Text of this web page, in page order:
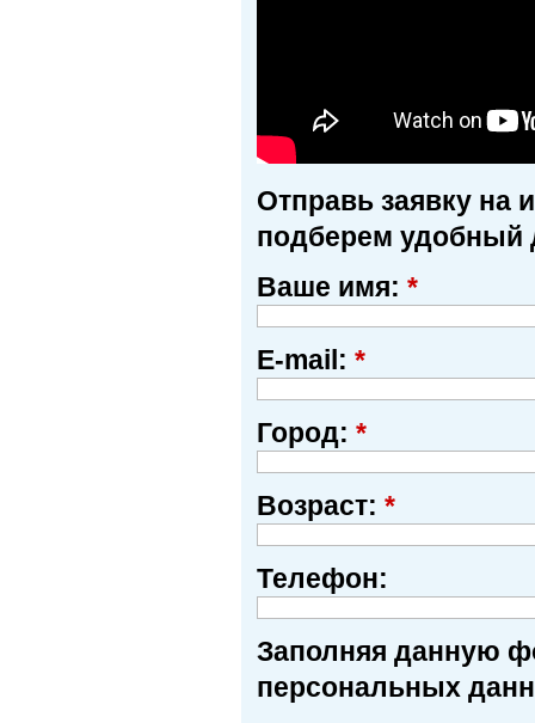
Отправь заявку на
подберем удобный
Ваше имя: *
E-mail: *
Город: *
Возраст: *
Телефон:
Заполняя данную
персональных